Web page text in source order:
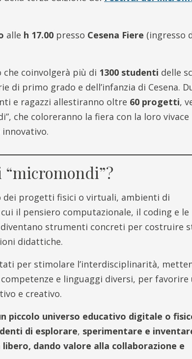
alle h 17.00presso Cesena Fiere (ingresso
coinvolgerà più di 1300 studenti delle
di primo grado e dell’infanzia di Cesena.
e ragazzi allestiranno oltre 60 progetti,
che coloreranno la fiera con la loro vivace
“micromondi”?
dei progetti fisici o virtuali, ambienti di
il pensiero computazionale, il coding e le
strumenti concreti per costruire
didattiche.
per stimolare l’interdisciplinarità,
e linguaggi diversi, per favorire
e creativo.
piccolo universo educativo digitale o
di esplorare, sperimentare e
dando valore alla collaborazione e